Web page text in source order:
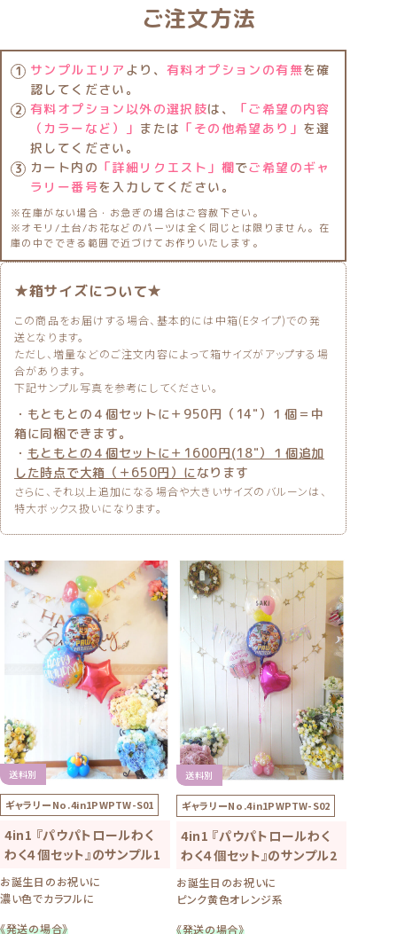
ご注文方法
サンプルエリア より、有料オプションの有無を確
認してください。
有料オプション以外の選択肢は、
「ご希望の内容
（カラーなど）」 または 「その他希望あり」 を選
択してください。
カート内の 「詳細リクエスト」欄でご希望のギャ
ラリー番号を入力してください。
※在庫がない場合・お急ぎの場合はご容赦下さい。
※オモリ/土台/お花などのパーツは全く同じとは限りません。在
庫の中でできる範囲で近づけてお作りいたします。
★箱サイズについて★
この商品をお届けする場合、基本的には中箱(Eタイプ)での発
送となります。
ただし、増量などのご注文内容によって箱サイズがアップする場
合があります。
下記サンプル写真を参考にしてください。
・もともとの４個セットに＋950円（14"）１個＝中
箱に同梱できます。
・ もともとの４個セットに＋1600円(18"）１個追加
した時点で大箱（＋650円）に なります
さらに、それ以上追加になる場合や大きいサイズのバルーンは、
特大ボックス扱いになります。
送料別
ギャラリーNo.4in1PWPTW-S01
4in1 『パウパトロールわく
わく４個セット』のサンプル1
お誕生日のお祝いに
濃い色でカラフルに
《発送の場合》
送料別
ギャラリーNo.4in1PWPTW-S02
4in1 『パウパトロールわく
わく４個セット』のサンプル2
お誕生日のお祝いに
ピンク黄色オレンジ系
《発送の場合》